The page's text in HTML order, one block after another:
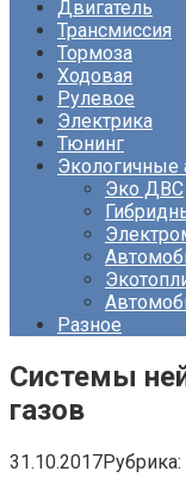
Двигатель
Трансмиссия
Тормоза
Ходовая
Рулевое
Электрика
Тюнинг
Экологичные
Эко ДВС
Разное
Системы
газов
31.10.2017Рубрика: